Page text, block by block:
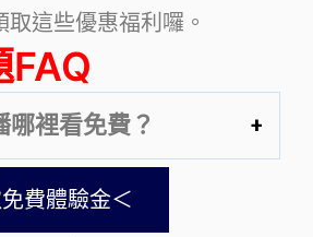
取這些優惠福利囉。
FAQ
哪裡看免費？
費體驗金＜